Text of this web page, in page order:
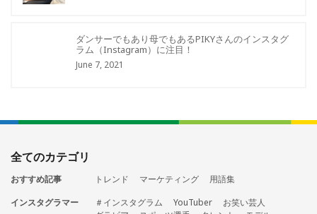
ダンサーでもあり母でもあるPIKYさんのインスタグ
ラム（Instagram）に注目！
June 7, 2021
全てのカテゴリ
おすすめ記事 トレンド マーケティング
用語集
インスタグラマー
＃インスタグラム YouTuber
お笑い芸人